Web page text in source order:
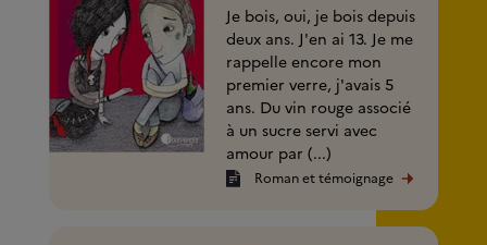
Je bois, oui, je bois depuis
deux ans. J'en ai 13. Je me
rappelle encore mon
premier verre, j'avais 5
ans. Du vin rouge associé
à un sucre servi avec
amour par (...)
Roman et témoignage